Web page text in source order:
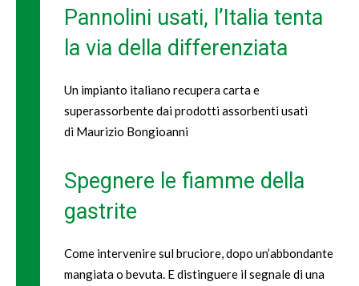
Pannolini usati, l’Italia tenta
la via della differenziata
Un impianto italiano recupera carta e
superassorbente dai prodotti assorbenti usati
di Maurizio Bongioanni
Spegnere le fiamme della
gastrite
Come intervenire sul bruciore, dopo un’abbondante
mangiata o bevuta. E distinguere il segnale di una